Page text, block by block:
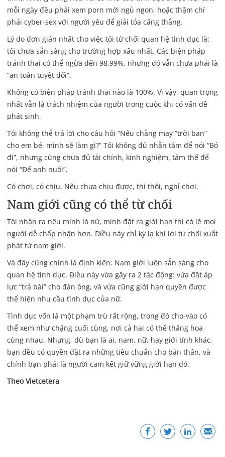
mỗi ngày đều phải xem porn mới ngủ ngon, hoặc thậm chí
phải cyber-sexvới người yêu để giải tỏa căng thẳng.
Lý do đơn giản nhất cho việc tôi từ chối quan hệ tình dục là:
tôi chưa sẵn sàng cho trường hợp xấu nhất. Các biện pháp
tránh thai có thể ngừa đến 98,99%, nhưng đó vẫn chưa phải là
“an toàn tuyệt đối”.
Không có biện pháp tránh thai nào là 100%. Vì vậy, quan trọng
nhất vẫn là trách nhiệm của người trong cuộc khi có vấn đề
phát sinh.
Tôi không thể trả lời cho câu hỏi “Nếu chẳng may “trời ban”
cho em bé, mình sẽ làm gì?” Tôi không đủ nhẫn tâm để nói “Bỏ
đi”, nhưng cũng chưa đủ tài chính, kinh nghiệm, tâm thế để
nói “Để anh nuôi”.
Có chơi, có chịu. Nếu chưa chịu được, thì thôi, nghỉ chơi.
Nam giới cũng có thể từ chối
Tôi nhận ra nếu mình là nữ, mình đặt ra giới hạn thì có lẽ mọi
người dễ chấp nhận hơn. Điều này chỉ kỳ lạ khi lời từ chối xuất
phát từ nam giới.
Và đây cũng chính là định kiến: Nam giới luôn sẵn sàng cho
quan hệ tình dục. Điều này vừa gây ra 2 tác động: vừa đặt áp
lực “trả bài” cho đàn ông, và vừa cũng giới hạn quyền được
thể hiện nhu cầu tình dục của nữ.
Tình dục vốn là một phạm trù rất rộng, trong đó cho-vào có
thể xem như chặng cuối cùng, nơi cả hai có thể thăng hoa
cùng nhau. Nhưng, dù bạn là ai, nam, nữ, hay giới tính khác,
bạn đều có quyền đặt ra những tiêu chuẩn cho bản thân, và
chính bạn phải là người cam kết giữ vững giới hạn đó.
Theo Vietcetera